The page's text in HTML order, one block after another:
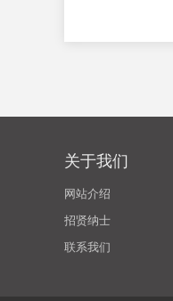
关于我们
网站介绍
招贤纳士
联系我们